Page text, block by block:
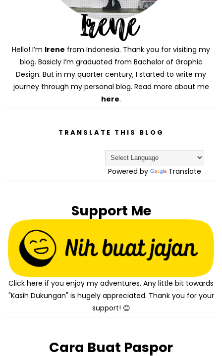
Hello! I’m Irene from Indonesia. Thank you for visiting my
blog. Basicly I’m graduated from Bachelor of Graphic
Design. But in my quarter century, I started to write my
journey through my personal blog. Read more about me
here.
TRANSLATE THIS BLOG
Powered by Translate
Support Me
Click here if you enjoy my adventures. Any little bit towards
"Kasih Dukungan" is hugely appreciated. Thank you for your
support! 😊
Cara Buat Paspor